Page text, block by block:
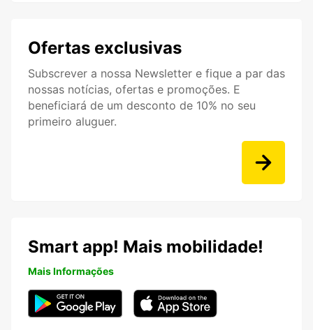
Ofertas exclusivas
Subscrever a nossa Newsletter e fique a par das
nossas notícias, ofertas e promoções. E
beneficiará de um desconto de 10% no seu
primeiro aluguer.
Smart app! Mais mobilidade!
Mais Informações